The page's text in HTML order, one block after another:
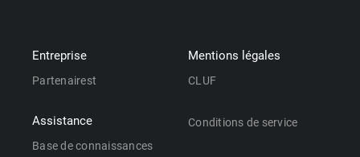
Entreprise
Partenairest
Assistance
Base de connaissances
Mentions légales
CLUF
Conditions de service